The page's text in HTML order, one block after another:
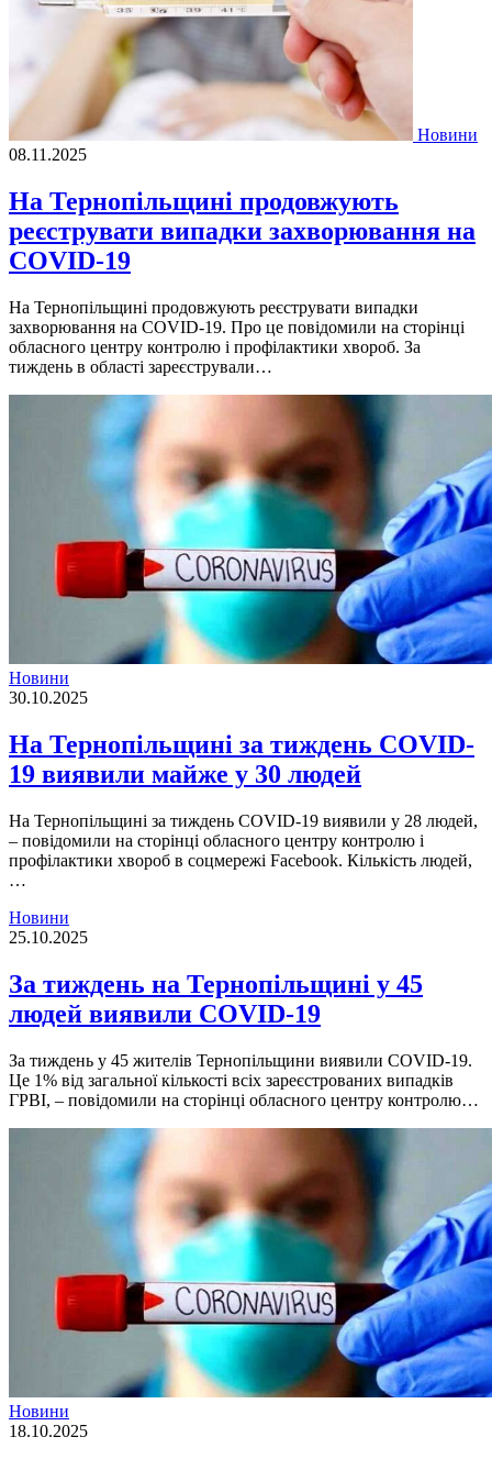
Новини
08.11.2025
На Тернопільщині продовжують
реєструвати випадки захворювання на
COVID-19
На Тернопільщині продовжують реєструвати випадки
захворювання на COVID-19. Про це повідомили на сторінці
обласного центру контролю і профілактики хвороб. За
тиждень в області зареєстрували…
Новини
30.10.2025
На Тернопільщині за тиждень COVID-
19 виявили майже у 30 людей
На Тернопільщині за тиждень COVID-19 виявили у 28 людей,
– повідомили на сторінці обласного центру контролю і
профілактики хвороб в соцмережі Facebook. Кількість людей,
…
Новини
25.10.2025
За тиждень на Тернопільщині у 45
людей виявили COVID-19
За тиждень у 45 жителів Тернопільщини виявили COVID-19.
Це 1% від загальної кількості всіх зареєстрованих випадків
ГРВІ, – повідомили на сторінці обласного центру контролю…
Новини
18.10.2025